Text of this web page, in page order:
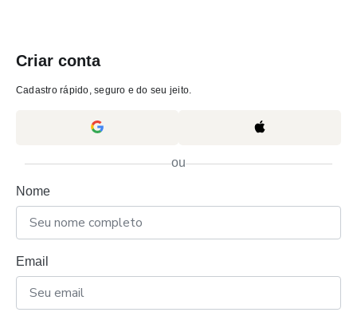
Criar conta
Cadastro rápido, seguro e do seu jeito.
ou
Nome
Email